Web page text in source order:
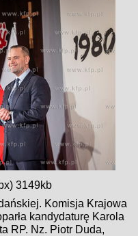
3149kb
Komisja Krajowa
kandydaturę Karola
RP. Nz. Piotr Duda,